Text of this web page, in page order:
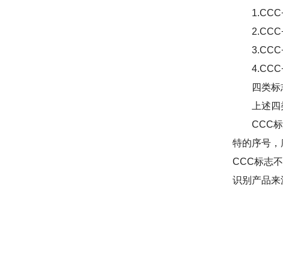
四类标志
上述四类
CCC标志
特的序号，
CCC标志
识别产品来